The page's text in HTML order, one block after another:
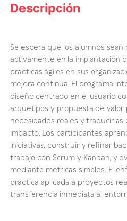
Descripción
Se espera que los alumnos
activamente en la implantación
prácticas ágiles en sus
mejora continua. El programa
diseño centrado en el usuario
arquetipos y propuesta de
necesidades reales y
impacto. Los participantes
iniciativas, construir y refinar
trabajo con Scrum y Kanban, y
mediante métricas simples. El
práctica aplicada a proyectos
transferencia inmediata al